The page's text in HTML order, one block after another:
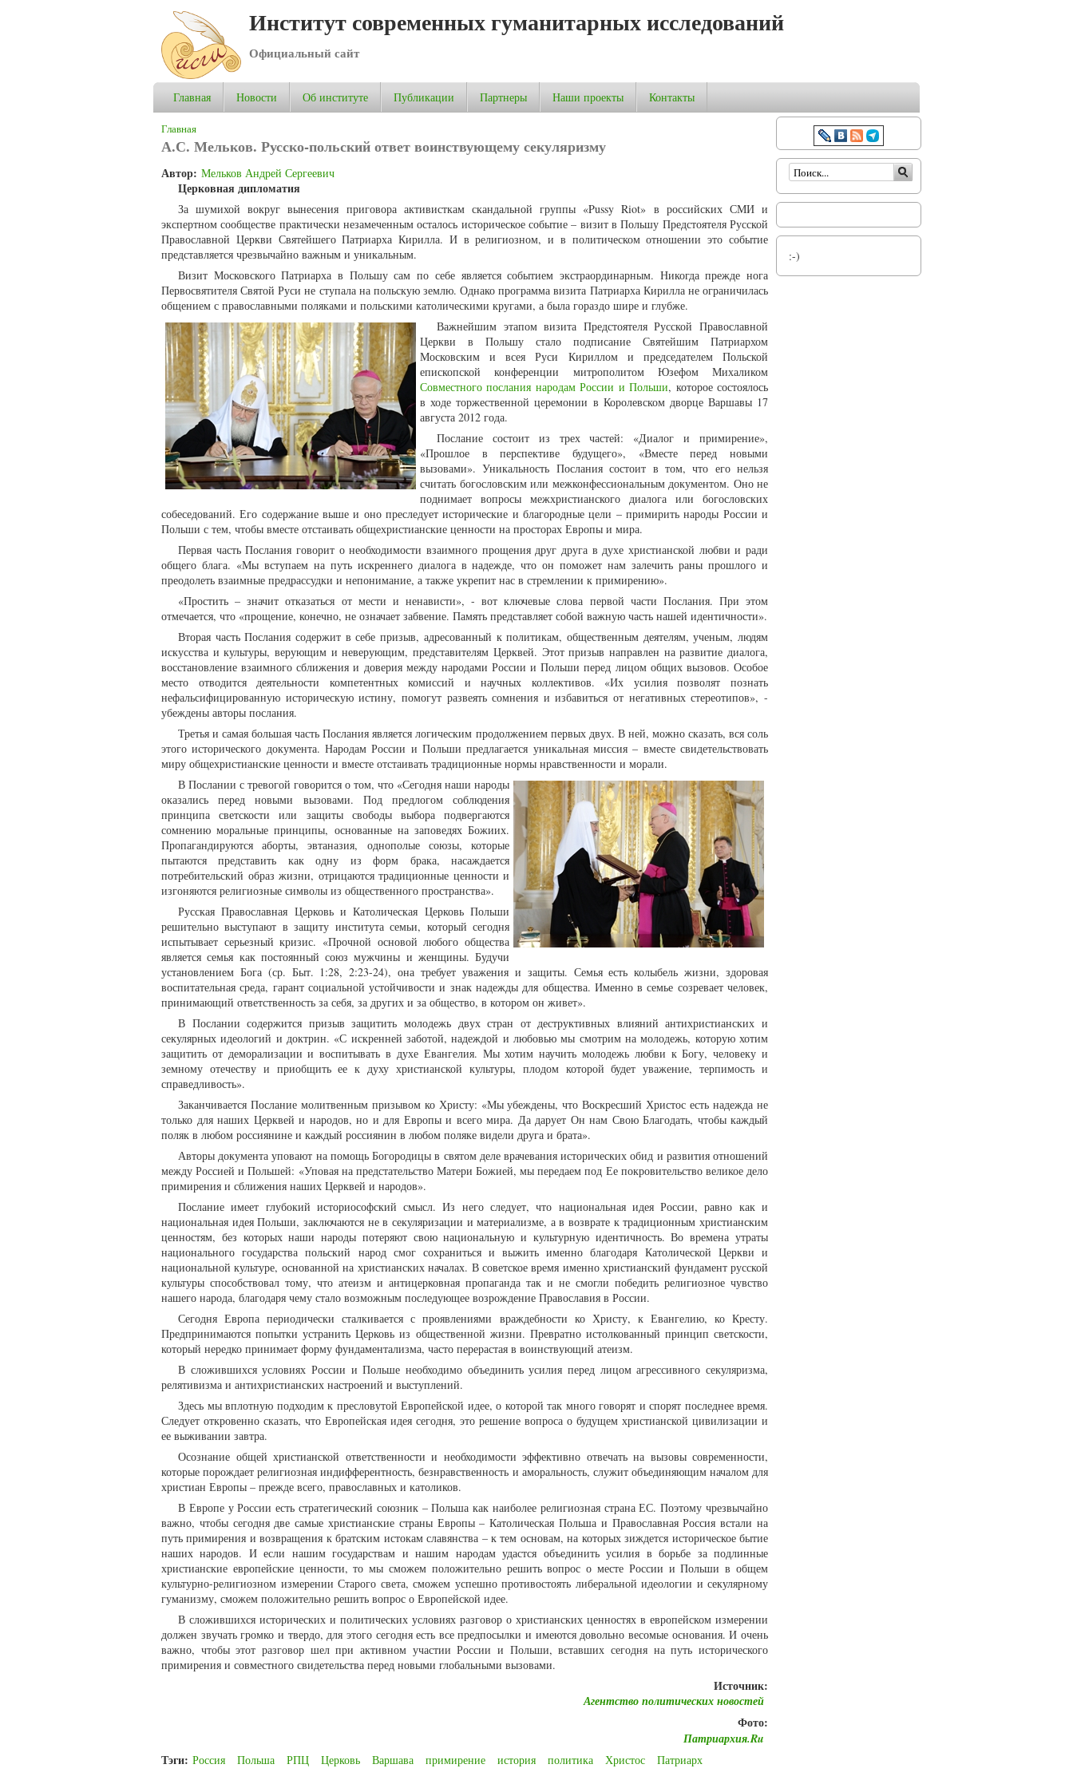
Институт современных гуманитарных исследований
Официальный сайт
Главная Новости Об институте Публикации Партнеры Наши проекты Контакты
Вы здесь
Главная
А.С. Мельков. Русско-польский ответ воинствующему секуляризму
Автор: Мельков Андрей Сергеевич
Церковная дипломатия
За шумихой вокруг вынесения приговора активисткам скандальной группы «Pussy Riot» в российских СМИ и
экспертном сообществе практически незамеченным осталось историческое событие – визит в Польшу Предстоятеля Русской
Православной Церкви Святейшего Патриарха Кирилла. И в религиозном, и в политическом отношении это событие
представляется чрезвычайно важным и уникальным.
Визит Московского Патриарха в Польшу сам по себе является событием экстраординарным. Никогда прежде нога
Первосвятителя Святой Руси не ступала на польскую землю. Однако программа визита Патриарха Кирилла не ограничилась
общением с православными поляками и польскими католическими кругами, а была гораздо шире и глубже.
Важнейшим этапом визита Предстоятеля Русской Православной
Церкви в Польшу стало подписание Святейшим Патриархом
Московским и всея Руси Кириллом и председателем Польской
епископской конференции митрополитом Юзефом Михаликом
Совместного послания народам России и Польши, которое состоялось
в ходе торжественной церемонии в Королевском дворце Варшавы 17
августа 2012 года.
Послание состоит из трех частей: «Диалог и примирение»,
«Прошлое в перспективе будущего», «Вместе перед новыми
вызовами». Уникальность Послания состоит в том, что его нельзя
считать богословским или межконфессиональным документом. Оно не
поднимает вопросы межхристианского диалога или богословских
собеседований. Его содержание выше и оно преследует исторические и благородные цели – примирить народы России и
Польши с тем, чтобы вместе отстаивать общехристианские ценности на просторах Европы и мира.
Первая часть Послания говорит о необходимости взаимного прощения друг друга в духе христианской любви и ради
общего блага. «Мы вступаем на путь искреннего диалога в надежде, что он поможет нам залечить раны прошлого и
преодолеть взаимные предрассудки и непонимание, а также укрепит нас в стремлении к примирению».
«Простить – значит отказаться от мести и ненависти», - вот ключевые слова первой части Послания. При этом
отмечается, что «прощение, конечно, не означает забвение. Память представляет собой важную часть нашей идентичности».
Вторая часть Послания содержит в себе призыв, адресованный к политикам, общественным деятелям, ученым, людям
искусства и культуры, верующим и неверующим, представителям Церквей. Этот призыв направлен на развитие диалога,
восстановление взаимного сближения и доверия между народами России и Польши перед лицом общих вызовов. Особое
место отводится деятельности компетентных комиссий и научных коллективов. «Их усилия позволят познать
нефальсифицированную историческую истину, помогут развеять сомнения и избавиться от негативных стереотипов», -
убеждены авторы послания.
Третья и самая большая часть Послания является логическим продолжением первых двух. В ней, можно сказать, вся соль
этого исторического документа. Народам России и Польши предлагается уникальная миссия – вместе свидетельствовать
миру общехристианские ценности и вместе отстаивать традиционные нормы нравственности и морали.
В Послании с тревогой говорится о том, что «Сегодня наши народы
оказались перед новыми вызовами. Под предлогом соблюдения
принципа светскости или защиты свободы выбора подвергаются
сомнению моральные принципы, основанные на заповедях Божиих.
Пропагандируются аборты, эвтаназия, однополые союзы, которые
пытаются представить как одну из форм брака, насаждается
потребительский образ жизни, отрицаются традиционные ценности и
изгоняются религиозные символы из общественного пространства».
Русская Православная Церковь и Католическая Церковь Польши
решительно выступают в защиту института семьи, который сегодня
испытывает серьезный кризис. «Прочной основой любого общества
является семья как постоянный союз мужчины и женщины. Будучи
установлением Бога (ср. Быт. 1:28, 2:23-24), она требует уважения и защиты. Семья есть колыбель жизни, здоровая
воспитательная среда, гарант социальной устойчивости и знак надежды для общества. Именно в семье созревает человек,
принимающий ответственность за себя, за других и за общество, в котором он живет».
В Послании содержится призыв защитить молодежь двух стран от деструктивных влияний антихристианских и
секулярных идеологий и доктрин. «С искренней заботой, надеждой и любовью мы смотрим на молодежь, которую хотим
защитить от деморализации и воспитывать в духе Евангелия. Мы хотим научить молодежь любви к Богу, человеку и
земному отечеству и приобщить ее к духу христианской культуры, плодом которой будет уважение, терпимость и
справедливость».
Заканчивается Послание молитвенным призывом ко Христу: «Мы убеждены, что Воскресший Христос есть надежда не
только для наших Церквей и народов, но и для Европы и всего мира. Да дарует Он нам Свою Благодать, чтобы каждый
поляк в любом россиянине и каждый россиянин в любом поляке видели друга и брата».
Авторы документа уповают на помощь Богородицы в святом деле врачевания исторических обид и развития отношений
между Россией и Польшей: «Уповая на предстательство Матери Божией, мы передаем под Ее покровительство великое дело
примирения и сближения наших Церквей и народов».
Послание имеет глубокий историософский смысл. Из него следует, что национальная идея России, равно как и
национальная идея Польши, заключаются не в секуляризации и материализме, а в возврате к традиционным христианским
ценностям, без которых наши народы потеряют свою национальную и культурную идентичность. Во времена утраты
национального государства польский народ смог сохраниться и выжить именно благодаря Католической Церкви и
национальной культуре, основанной на христианских началах. В советское время именно христианский фундамент русской
культуры способствовал тому, что атеизм и антицерковная пропаганда так и не смогли победить религиозное чувство
нашего народа, благодаря чему стало возможным последующее возрождение Православия в России.
Сегодня Европа периодически сталкивается с проявлениями враждебности ко Христу, к Евангелию, ко Кресту.
Предпринимаются попытки устранить Церковь из общественной жизни. Превратно истолкованный принцип светскости,
который нередко принимает форму фундаментализма, часто перерастая в воинствующий атеизм.
В сложившихся условиях России и Польше необходимо объединить усилия перед лицом агрессивного секуляризма,
релятивизма и антихристианских настроений и выступлений.
Здесь мы вплотную подходим к пресловутой Европейской идее, о которой так много говорят и спорят последнее время.
Следует откровенно сказать, что Европейская идея сегодня, это решение вопроса о будущем христианской цивилизации и
ее выживании завтра.
Осознание общей христианской ответственности и необходимости эффективно отвечать на вызовы современности,
которые порождает религиозная индифферентность, безнравственность и аморальность, служит объединяющим началом для
христиан Европы – прежде всего, православных и католиков.
В Европе у России есть стратегический союзник – Польша как наиболее религиозная страна ЕС. Поэтому чрезвычайно
важно, чтобы сегодня две самые христианские страны Европы – Католическая Польша и Православная Россия встали на
путь примирения и возвращения к братским истокам славянства – к тем основам, на которых зиждется историческое бытие
наших народов. И если нашим государствам и нашим народам удастся объединить усилия в борьбе за подлинные
христианские европейские ценности, то мы сможем положительно решить вопрос о месте России и Польши в общем
культурно-религиозном измерении Старого света, сможем успешно противостоять либеральной идеологии и секулярному
гуманизму, сможем положительно решить вопрос о Европейской идее.
В сложившихся исторических и политических условиях разговор о христианских ценностях в европейском измерении
должен звучать громко и твердо, для этого сегодня есть все предпосылки и имеются довольно весомые основания. И очень
важно, чтобы этот разговор шел при активном участии России и Польши, вставших сегодня на путь исторического
примирения и совместного свидетельства перед новыми глобальными вызовами.
Источник:
Агентство политических новостей
Фото:
Патриархия.Ru
Тэги: Россия Польша РПЦ Церковь Варшава примирение история политика Христос Патриарх
Форма поиска
:-)